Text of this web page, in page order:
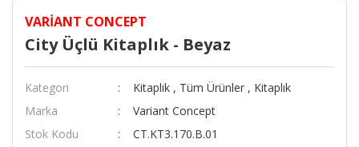
VARIANT CONCEPT
City Üçlü Kitaplık - Beyaz
Kategori Kitaplık , Tüm Ürünler , Kitaplık
Marka
Variant Concept
Stok Kodu
CT.KT3.170.B.01